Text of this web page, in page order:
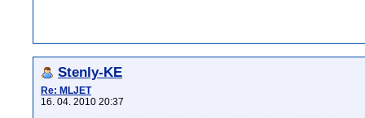
Stenly-KE
Re: MLJET
16. 04. 2010 20:37